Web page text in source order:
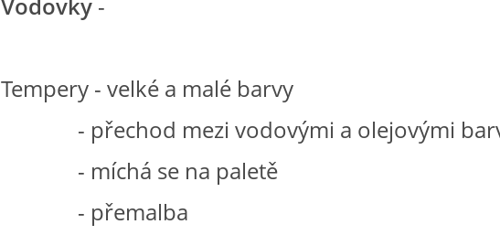
Vodovky -
Tempery - velké a malé barvy
- přechod mezi vodovými a olejovými
- míchá se na paletě
- přemalba